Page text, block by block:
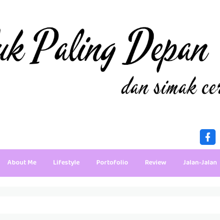
About Me Lifestyle Portofolio Review Jalan-Jalan